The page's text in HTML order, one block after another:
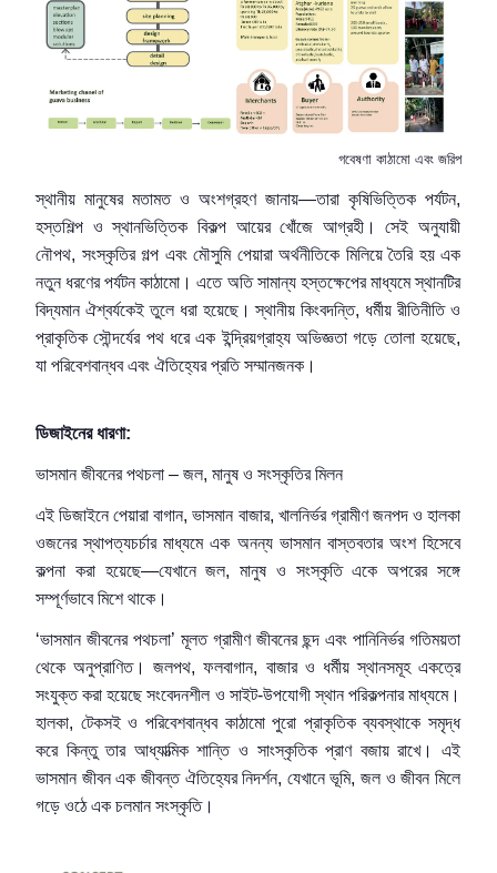
গবেষণা কাঠামো এবং জরিপ
স্থানীয় মানুষের মতামত ও অংশগ্রহণ জানায়—তারা কৃষিভিত্তিক পর্যটন,
হস্তশিল্প ও স্থানভিত্তিক বিকল্প আয়ের খোঁজে আগ্রহী। সেই অনুযায়ী
নৌপথ, সংস্কৃতির গল্প এবং মৌসুমি পেয়ারা অর্থনীতিকে মিলিয়ে তৈরি হয় এক
নতুন ধরণের পর্যটন কাঠামো। এতে অতি সামান্য হস্তক্ষেপের মাধ্যমে স্থানটির
বিদ্যমান ঐশ্বর্যকেই তুলে ধরা হয়েছে। স্থানীয় কিংবদন্তি, ধর্মীয় রীতিনীতি ও
প্রাকৃতিক সৌন্দর্যের পথ ধরে এক ইন্দ্রিয়গ্রাহ্য অভিজ্ঞতা গড়ে তোলা হয়েছে,
যা পরিবেশবান্ধব এবং ঐতিহ্যের প্রতি সম্মানজনক।
ডিজাইনের ধারণা:
ভাসমান জীবনের পথচলা – জল, মানুষ ও সংস্কৃতির মিলন
এই ডিজাইনে পেয়ারা বাগান, ভাসমান বাজার, খালনির্ভর গ্রামীণ জনপদ ও হালকা
ওজনের স্থাপত্যচর্চার মাধ্যমে এক অনন্য ভাসমান বাস্তবতার অংশ হিসেবে
কল্পনা করা হয়েছে—যেখানে জল, মানুষ ও সংস্কৃতি একে অপরের সঙ্গে
সম্পূর্ণভাবে মিশে থাকে।
‘ভাসমান জীবনের পথচলা’ মূলত গ্রামীণ জীবনের ছন্দ এবং পানিনির্ভর গতিময়তা
থেকে অনুপ্রাণিত। জলপথ, ফলবাগান, বাজার ও ধর্মীয় স্থানসমূহ একত্রে
সংযুক্ত করা হয়েছে সংবেদনশীল ও সাইট-উপযোগী স্থান পরিকল্পনার মাধ্যমে।
হালকা, টেকসই ও পরিবেশবান্ধব কাঠামো পুরো প্রাকৃতিক ব্যবস্থাকে সমৃদ্ধ
করে কিন্তু তার আধ্যাত্মিক শান্তি ও সাংস্কৃতিক প্রাণ বজায় রাখে। এই
ভাসমান জীবন এক জীবন্ত ঐতিহ্যের নিদর্শন, যেখানে ভূমি, জল ও জীবন মিলে
গড়ে ওঠে এক চলমান সংস্কৃতি।